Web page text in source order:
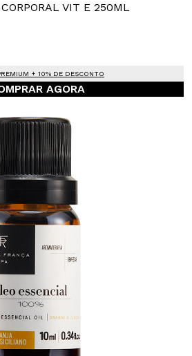
VIT E 250ML
+ 10% DE DESCONTO
AGORA